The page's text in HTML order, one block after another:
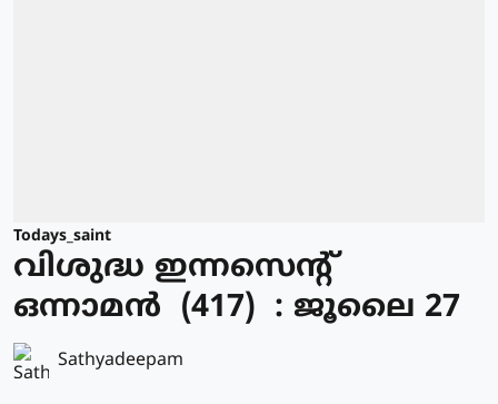
Todays_saint
വിശുദ്ധ ഇന്നസെന്റ്
ഒന്നാമന്‍ (417) : ജൂലൈ 27
Sathyadeepam